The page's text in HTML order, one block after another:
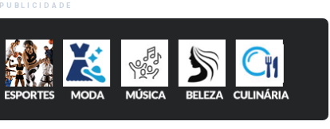
PUBLICIDADE